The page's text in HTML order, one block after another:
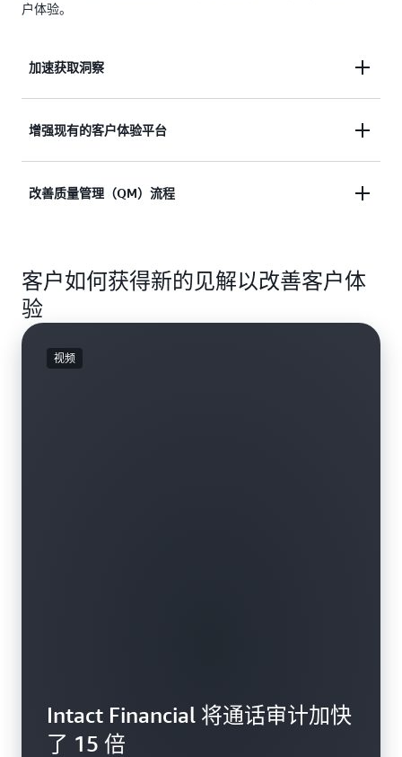
户体验。
加速获取洞察
化，并提供隐藏在录音或实时对话中的深刻摘要和关
键 KPI，如关键类别、新兴趋势等。
增强现有的客户体验平台
以及客户体验平台（如 Avaya、Cisco、Genesys、
改善质量管理（QM）流程
卡降低 QM 成本。监控呼叫脚本遵从性，并确保遵守
HIPAA、PCI 等重要法规。
客户如何获得新的见解以改善客户体
验
视频
Intact Financial 将通话审计加快
了 15 倍